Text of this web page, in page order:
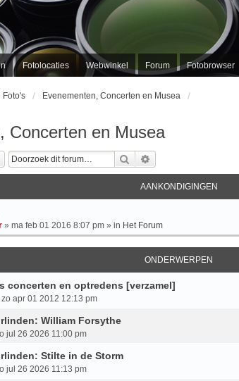
Fotolocaties Webwinkel Forum Fotobrowser
Foto's Evenementen, Concerten en Musea
Concerten en Musea
Zoek
AANKONDIGINGEN
» ma feb 01 2016 8:07 pm » in Het Forum
ONDERWERPEN
concerten en optredens [verzamel]
apr 01 2012 12:13 pm
William Forsythe
jul 26 2026 11:00 pm
Stilte in de Storm
jul 26 2026 11:13 pm